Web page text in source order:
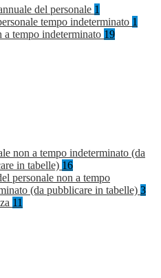
del personale 1
tempo indeterminato 1
a tempo indeterminato 19
non a tempo indeterminato (da
in tabelle) 16
personale non a tempo
(da pubblicare in tabelle) 3
11